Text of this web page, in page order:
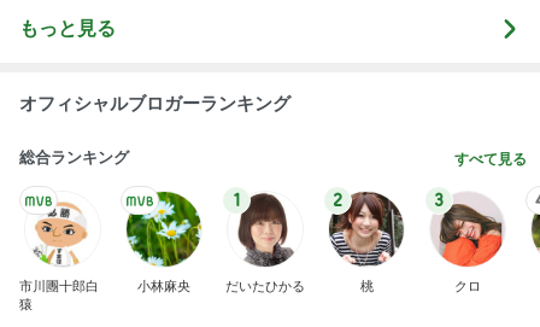
もっと見る
オフィシャルブロガーランキング
総合ランキング すべて見る
市川團十郎白
猿
小林麻央
1
だいたひかる
2
桃
3
クロ